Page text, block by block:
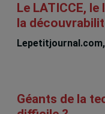
Le LATICCE,
la
Géants de la